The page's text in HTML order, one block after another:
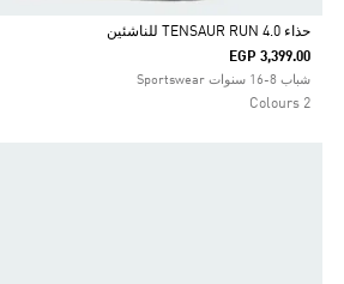
Selected
حذاء TENSAUR RUN 4.0 للناشئين
EGP 3,399.00
شباب 8-16 سنوات Sportswear
2 Colours